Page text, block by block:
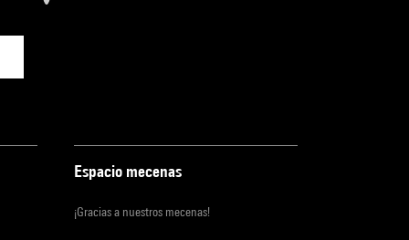
Espacio mecenas
¡Gracias a nuestros mecenas!